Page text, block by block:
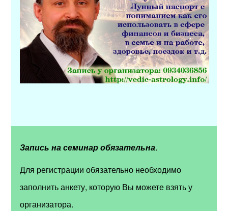
Запись на семинар обязательна.
Для регистрации обязательно необходимо
заполнить анкету, которую Вы можете взять у
организатора.